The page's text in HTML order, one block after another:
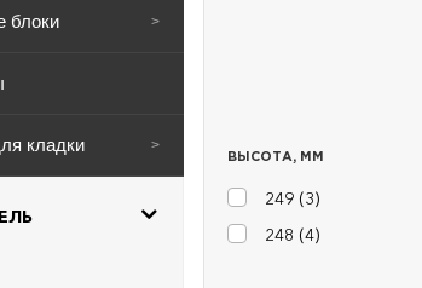
блоки >
кладки >
ВЫСОТА, ММ
249 (3)
248 (4)